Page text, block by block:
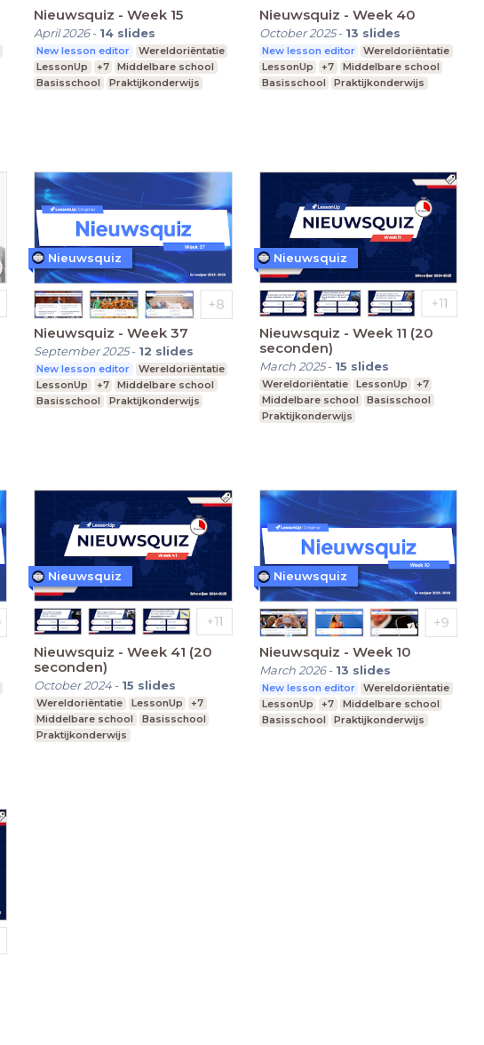
Nieuwsquiz - Week 15
April 2026- 14 slides
New lesson editor
Wereldoriëntatie
LessonUp
+7
Middelbare school
Basisschool
Praktijkonderwijs
Nieuwsquiz - Week 40
October 2025- 13 slides
New lesson editor
Wereldoriëntatie
LessonUp
+7
Middelbare school
Basisschool
Praktijkonderwijs
Nieuwsquiz - Week 37
September 2025- 12 slides
New lesson editor
Wereldoriëntatie
LessonUp
+7
Middelbare school
Basisschool
Praktijkonderwijs
Nieuwsquiz
Nieuwsquiz - Week 11 (20
seconden)
March 2025- 15 slides
Wereldoriëntatie LessonUp
+7
Middelbare school
Basisschool
Praktijkonderwijs
Nieuwsquiz
Nieuwsquiz - Week 41 (20
seconden)
October 2024- 15 slides
Wereldoriëntatie LessonUp
+7
Middelbare school
Basisschool
Praktijkonderwijs
Nieuwsquiz
Nieuwsquiz - Week 10
March 2026- 13 slides
New lesson editor
Wereldoriëntatie
LessonUp
+7
Middelbare school
Basisschool
Praktijkonderwijs
Nieuwsquiz